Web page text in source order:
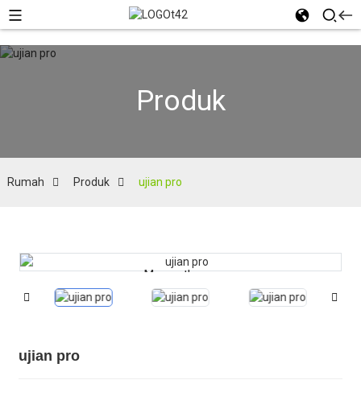
Produk
Rumah Produk ujian pro
Memuatkan...
Memuatkan...
ujian pro